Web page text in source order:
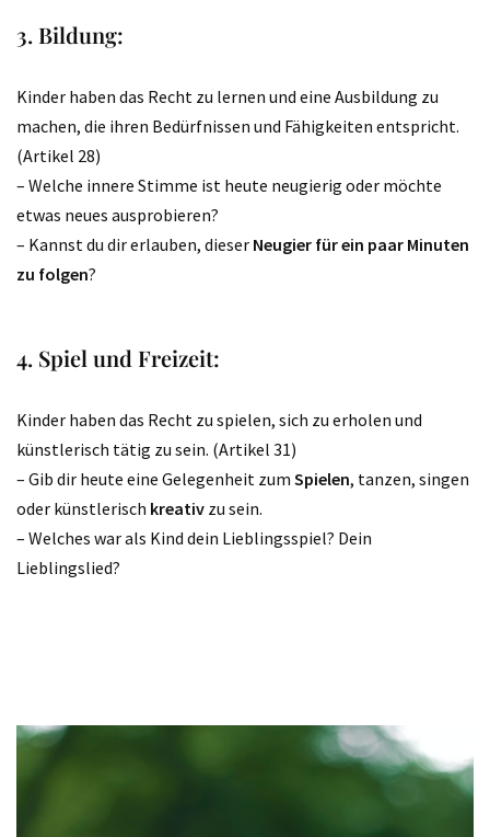
3. Bildung:
Kinder haben das Recht zu lernen und eine Ausbildung zu
machen, die ihren Bedürfnissen und Fähigkeiten entspricht.
(Artikel 28)
– Welche innere Stimme ist heute neugierig oder möchte
etwas neues ausprobieren?
– Kannst du dir erlauben, dieser Neugier für ein paar Minuten
zu folgen?
4. Spiel und Freizeit:
Kinder haben das Recht zu spielen, sich zu erholen und
künstlerisch tätig zu sein. (Artikel 31)
– Gib dir heute eine Gelegenheit zum Spielen, tanzen, singen
oder künstlerisch kreativ zu sein.
– Welches war als Kind dein Lieblingsspiel? Dein
Lieblingslied?